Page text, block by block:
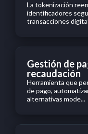
La tokenización
identificadores
transacciones
Gestión de
recaudación
Herramienta que
de pago,
alternativas mode...